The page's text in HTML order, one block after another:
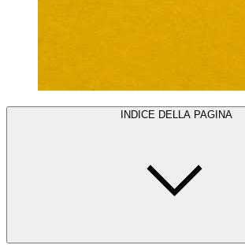
INDICE DELLA PAGINA